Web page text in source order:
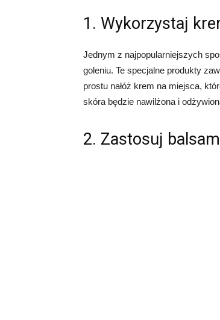
1. Wykorzystaj
Jednym z najpopularniejszych
goleniu. Te specjalne produkty
prostu nałóż krem na miejsca,
skóra będzie nawilżona i
2. Zastosuj